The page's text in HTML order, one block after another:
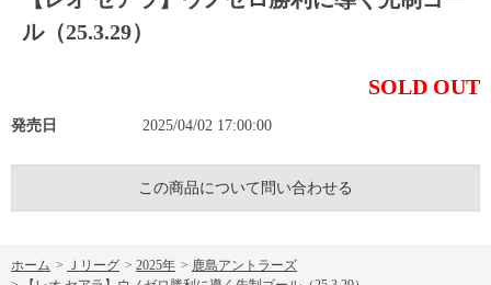
ル（25.3.29）
SOLD OUT
発売日 2025/04/02 17:00:00
この商品について問い合わせる
ホーム > Ｊリーグ > 2025年 > 鹿島アントラーズ